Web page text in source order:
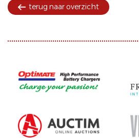
terug naar overzicht